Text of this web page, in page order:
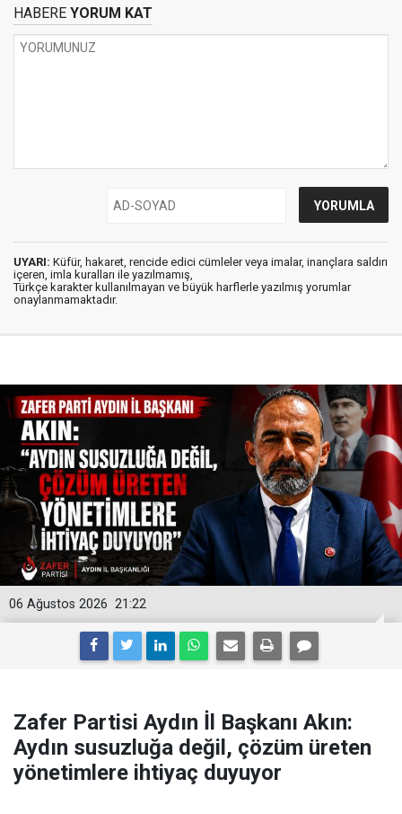
HABERE YORUM KAT
UYARI: Küfür, hakaret, rencide edici cümleler veya imalar, inançlara saldırı
içeren, imla kuralları ile yazılmamış,
Türkçe karakter kullanılmayan ve büyük harflerle yazılmış yorumlar
onaylanmamaktadır.
21:22
06 Ağustos 2026
Zafer Partisi Aydın İl Başkanı Akın:
Aydın susuzluğa değil, çözüm üreten
yönetimlere ihtiyaç duyuyor